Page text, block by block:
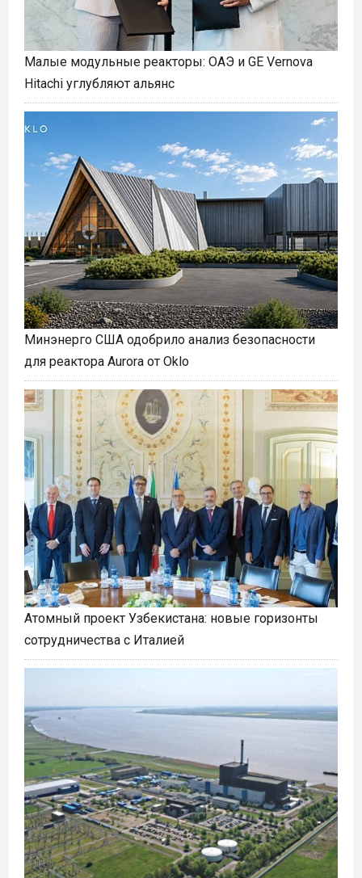
Малые модульные реакторы: ОАЭ и GE Vernova
Hitachi углубляют альянс
Минэнерго США одобрило анализ безопасности
для реактора Aurora от Oklo
Атомный проект Узбекистана: новые горизонты
сотрудничества с Италией